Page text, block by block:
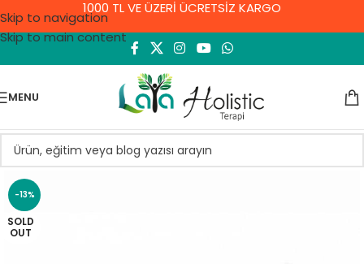
Skip to navigation
Skip to main content
1000 TL VE ÜZERİ ÜCRETSİZ KARGO
MENU
-13%
SOLD
OUT